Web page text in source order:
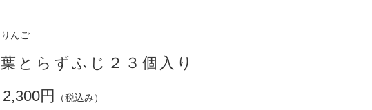
りんご
葉とらずふじ２３個入り
2,300円
（税込み）